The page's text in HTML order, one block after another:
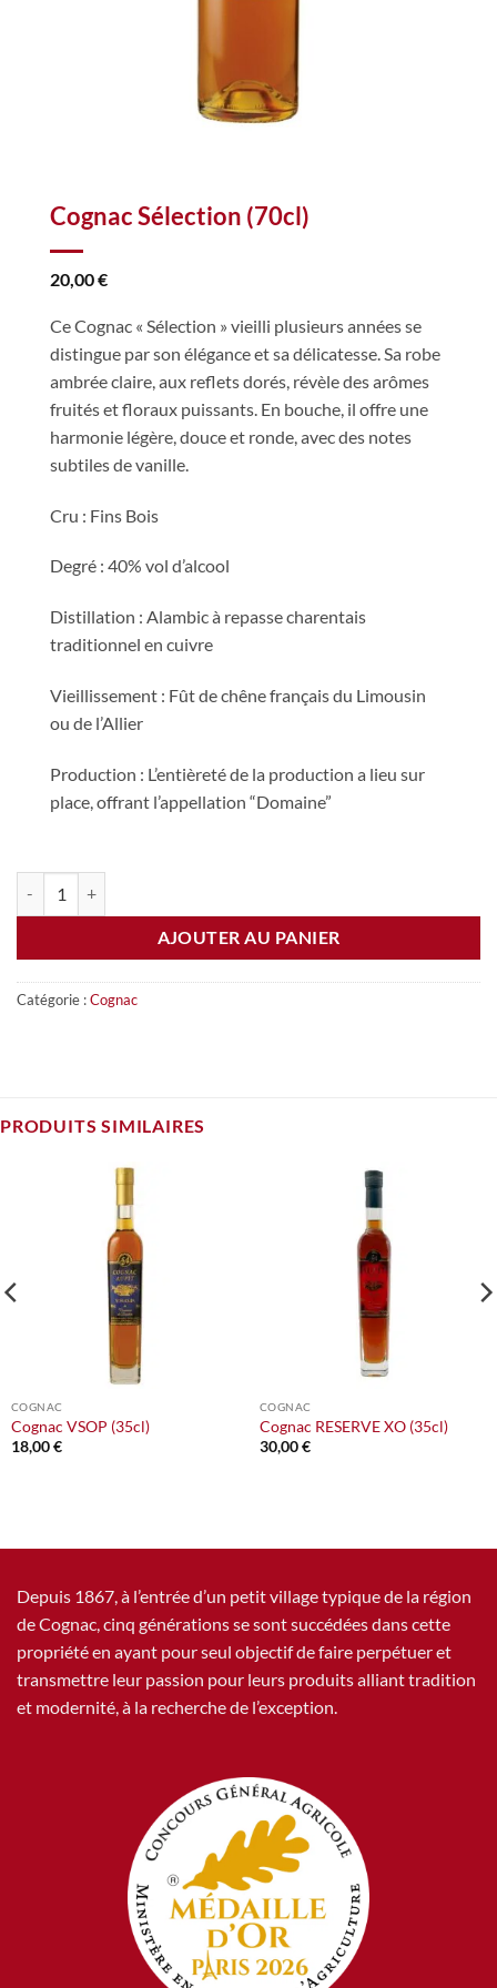
Cognac Sélection (70cl)
20,00€
Ce Cognac « Sélection » vieilli plusieurs années se
distingue par son élégance et sa délicatesse. Sa robe
ambrée claire, aux reflets dorés, révèle des arômes
fruités et floraux puissants. En bouche, il offre une
harmonie légère, douce et ronde, avec des notes
subtiles de vanille.
Cru : Fins Bois
Degré : 40% vol d’alcool
Distillation : Alambic à repasse charentais
traditionnel en cuivre
Vieillissement : Fût de chêne français du Limousin
ou de l’Allier
Production : L’entièreté de la production a lieu sur
place, offrant l’appellation “Domaine”
AJOUTER AU PANIER
Catégorie :Cognac
PRODUITS SIMILAIRES
COGNAC
Cognac VSOP (35cl)
18,00€
COGNAC
Cognac RESERVE XO (35cl)
30,00€
Depuis 1867, à l’entrée d’un petit village typique de la région
de Cognac, cinq générations se sont succédées dans cette
propriété en ayant pour seul objectif de faire perpétuer et
transmettre leur passion pour leurs produits alliant tradition
et modernité, à la recherche de l’exception.